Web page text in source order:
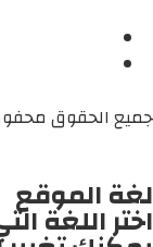
جميع الحقوق محفوظة
لغة الموقع
اختر اللغة